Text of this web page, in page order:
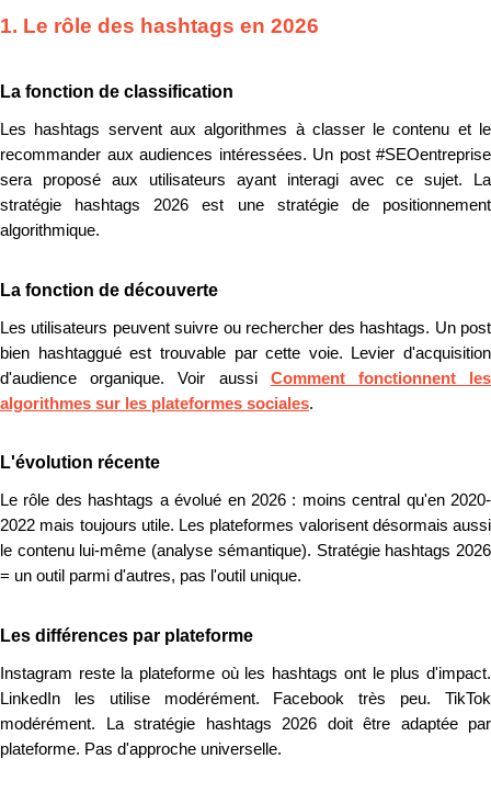
1. Le rôle des hashtags en 2026
La fonction de classification
Les hashtags servent aux algorithmes à classer le contenu et le
recommander aux audiences intéressées. Un post #SEOentreprise
sera proposé aux utilisateurs ayant interagi avec ce sujet. La
stratégie hashtags 2026 est une stratégie de positionnement
algorithmique.
La fonction de découverte
Les utilisateurs peuvent suivre ou rechercher des hashtags. Un post
bien hashtaggué est trouvable par cette voie. Levier d'acquisition
d'audience organique. Voir aussi Comment fonctionnent les
algorithmes sur les plateformes sociales.
L'évolution récente
Le rôle des hashtags a évolué en 2026 : moins central qu'en 2020-
2022 mais toujours utile. Les plateformes valorisent désormais aussi
le contenu lui-même (analyse sémantique). Stratégie hashtags 2026
= un outil parmi d'autres, pas l'outil unique.
Les différences par plateforme
Instagram reste la plateforme où les hashtags ont le plus d'impact.
LinkedIn les utilise modérément. Facebook très peu. TikTok
modérément. La stratégie hashtags 2026 doit être adaptée par
plateforme. Pas d'approche universelle.